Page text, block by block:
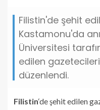
Filistin'de şehit
Kastamonu'da
Üniversitesi
edilen
düzenlendi.
Filistin‘de şehit edilen